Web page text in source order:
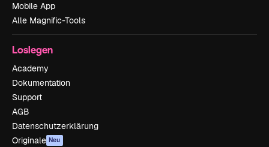
Mobile App
Alle Magnific-Tools
Loslegen
Academy
Dokumentation
Support
AGB
Datenschutzerklärung
Originale Neu